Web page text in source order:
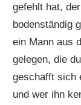
gefehlt hat,
bodenständig
ein Mann aus
gelegen, die
geschafft sich
und wer ihn